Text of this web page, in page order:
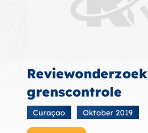
Reviewonderzoek
grenscontrole
Curaçao Oktober 2019